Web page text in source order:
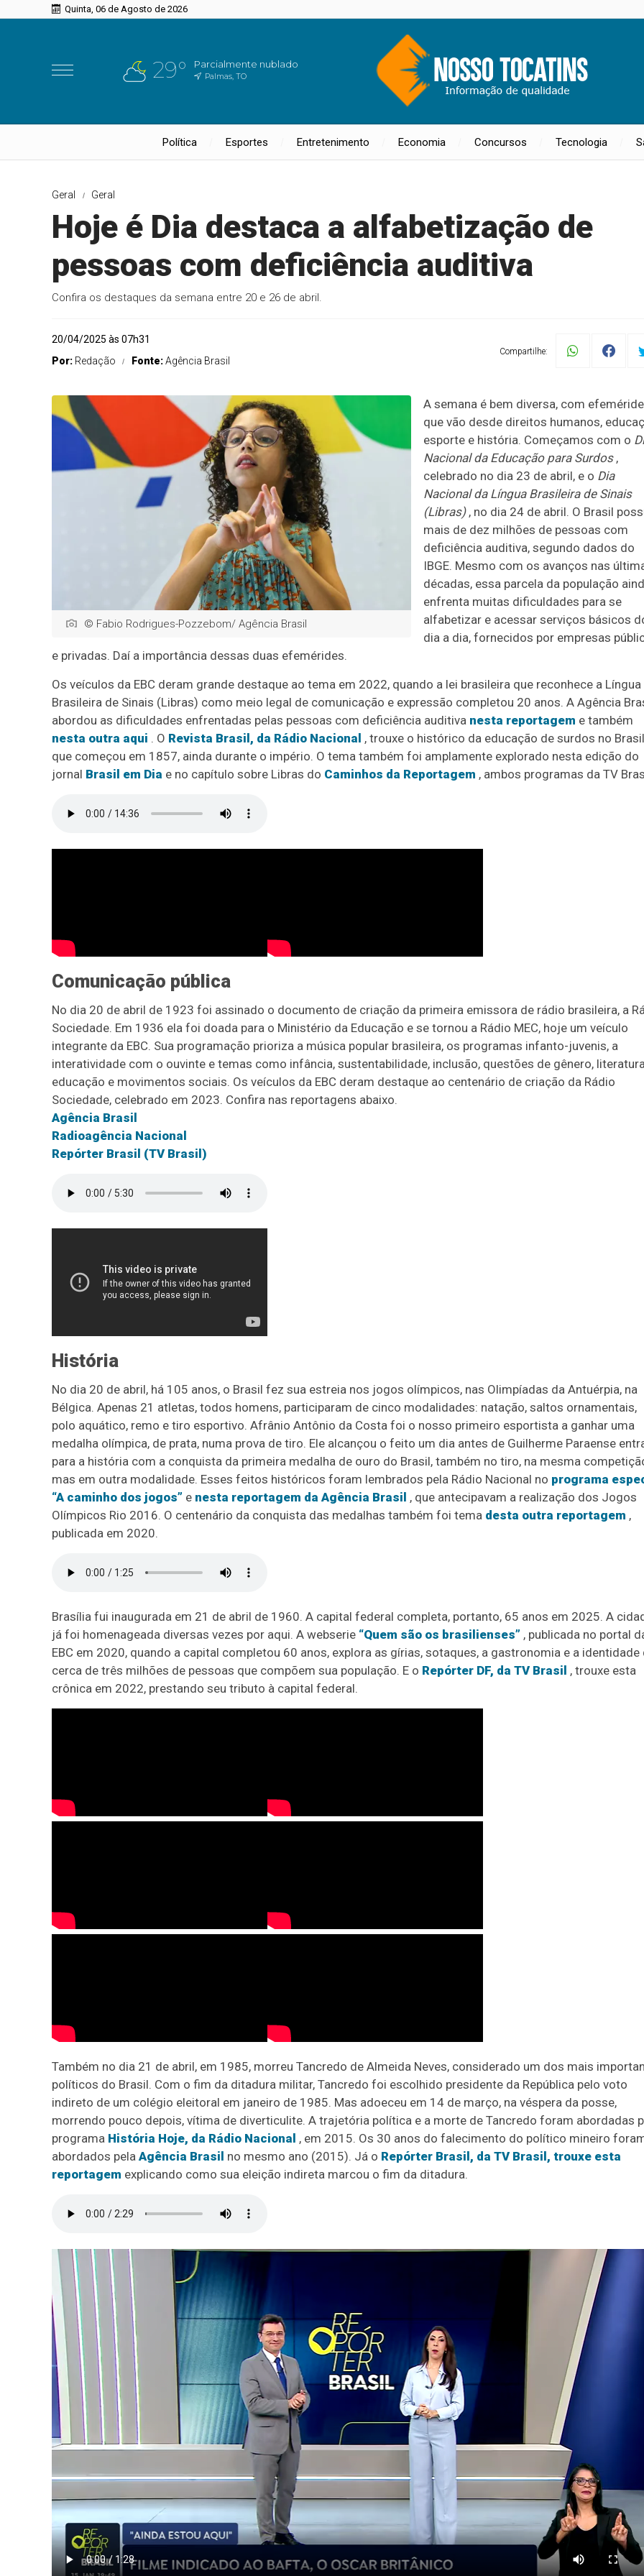
Quinta, 06 de Agosto de 2026
29° Parcialmente nublado
Palmas, TO
Política Esportes Entretenimento Economia Concursos Tecnologia
Geral Geral
Hoje é Dia destaca a alfabetização de
pessoas com deficiência auditiva
Confira os destaques da semana entre 20 e 26 de abril.
20/04/2025 às 07h31
Por: Redação Fonte:Agência Brasil
Compartilhe:
© Fabio Rodrigues-Pozzebom/ Agência Brasil
A semana é bem diversa, com
que vão desde direitos humanos,
esporte e história. Começamos com o
Nacional da Educação para Surdos,
celebrado no dia 23 de abril, e o Dia
Nacional da Língua Brasileira de Sinais
(Libras), no dia 24 de abril. O Brasil
mais de dez milhões de pessoas com
deficiência auditiva, segundo dados do
IBGE. Mesmo com os avanços nas
décadas, essa parcela da população
enfrenta muitas dificuldades para se
alfabetizar e acessar serviços básicos
dia a dia, fornecidos por empresas
e privadas. Daí a importância dessas duas efemérides.
Os veículos da EBC deram grande destaque ao tema em 2022, quando a lei brasileira que reconhece a Língua
Brasileira de Sinais (Libras) como meio legal de comunicação e expressão completou 20 anos. A Agência
abordou as dificuldades enfrentadas pelas pessoas com deficiência auditiva nesta reportagem e também
nesta outra aqui . O Revista Brasil, da Rádio Nacional , trouxe o histórico da educação de surdos no
que começou em 1857, ainda durante o império. O tema também foi amplamente explorado nesta edição do
jornal Brasil em Dia e no capítulo sobre Libras do Caminhos da Reportagem , ambos programas da TV
Comunicação pública
No dia 20 de abril de 1923 foi assinado o documento de criação da primeira emissora de rádio brasileira, a
Sociedade. Em 1936 ela foi doada para o Ministério da Educação e se tornou a Rádio MEC, hoje um veículo
integrante da EBC. Sua programação prioriza a música popular brasileira, os programas infanto-juvenis, a
interatividade com o ouvinte e temas como infância, sustentabilidade, inclusão, questões de gênero,
educação e movimentos sociais. Os veículos da EBC deram destaque ao centenário de criação da Rádio
Sociedade, celebrado em 2023. Confira nas reportagens abaixo.
Agência Brasil
Radioagência Nacional
Repórter Brasil (TV Brasil)
História
No dia 20 de abril, há 105 anos, o Brasil fez sua estreia nos jogos olímpicos, nas Olimpíadas da Antuérpia, na
Bélgica. Apenas 21 atletas, todos homens, participaram de cinco modalidades: natação, saltos ornamentais,
polo aquático, remo e tiro esportivo. Afrânio Antônio da Costa foi o nosso primeiro esportista a ganhar uma
medalha olímpica, de prata, numa prova de tiro. Ele alcançou o feito um dia antes de Guilherme Paraense
para a história com a conquista da primeira medalha de ouro do Brasil, também no tiro, na mesma
mas em outra modalidade. Esses feitos históricos foram lembrados pela Rádio Nacional no programa
“A caminho dos jogos” e nesta reportagem da Agência Brasil , que antecipavam a realização dos Jogos
Olímpicos Rio 2016. O centenário da conquista das medalhas também foi tema desta outra reportagem ,
publicada em 2020.
Brasília fui inaugurada em 21 de abril de 1960. A capital federal completa, portanto, 65 anos em 2025. A
já foi homenageada diversas vezes por aqui. A webserie “Quem são os brasilienses” , publicada no portal
EBC em 2020, quando a capital completou 60 anos, explora as gírias, sotaques, a gastronomia e a identidade
cerca de três milhões de pessoas que compõem sua população. E o Repórter DF, da TV Brasil , trouxe esta
crônica em 2022, prestando seu tributo à capital federal.
Também no dia 21 de abril, em 1985, morreu Tancredo de Almeida Neves, considerado um dos mais
políticos do Brasil. Com o fim da ditadura militar, Tancredo foi escolhido presidente da República pelo voto
indireto de um colégio eleitoral em janeiro de 1985. Mas adoeceu em 14 de março, na véspera da posse,
morrendo pouco depois, vítima de diverticulite. A trajetória política e a morte de Tancredo foram abordadas
programa História Hoje, da Rádio Nacional , em 2015. Os 30 anos do falecimento do político mineiro
abordados pela Agência Brasil no mesmo ano (2015). Já o Repórter Brasil, da TV Brasil, trouxe esta
reportagem explicando como sua eleição indireta marcou o fim da ditadura.